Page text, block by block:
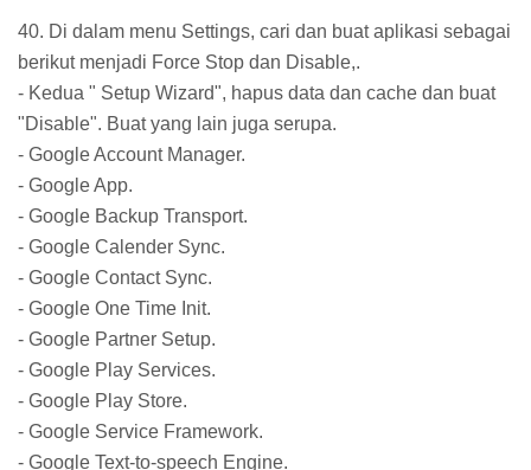
40. Di dalam menu Settings, cari dan buat aplikasi sebagai
berikut menjadi Force Stop dan Disable,.
- Kedua " Setup Wizard", hapus data dan cache dan buat
"Disable". Buat yang lain juga serupa.
- Google Account Manager.
- Google App.
- Google Backup Transport.
- Google Calender Sync.
- Google Contact Sync.
- Google One Time Init.
- Google Partner Setup.
- Google Play Services.
- Google Play Store.
- Google Service Framework.
- Google Text-to-speech Engine.